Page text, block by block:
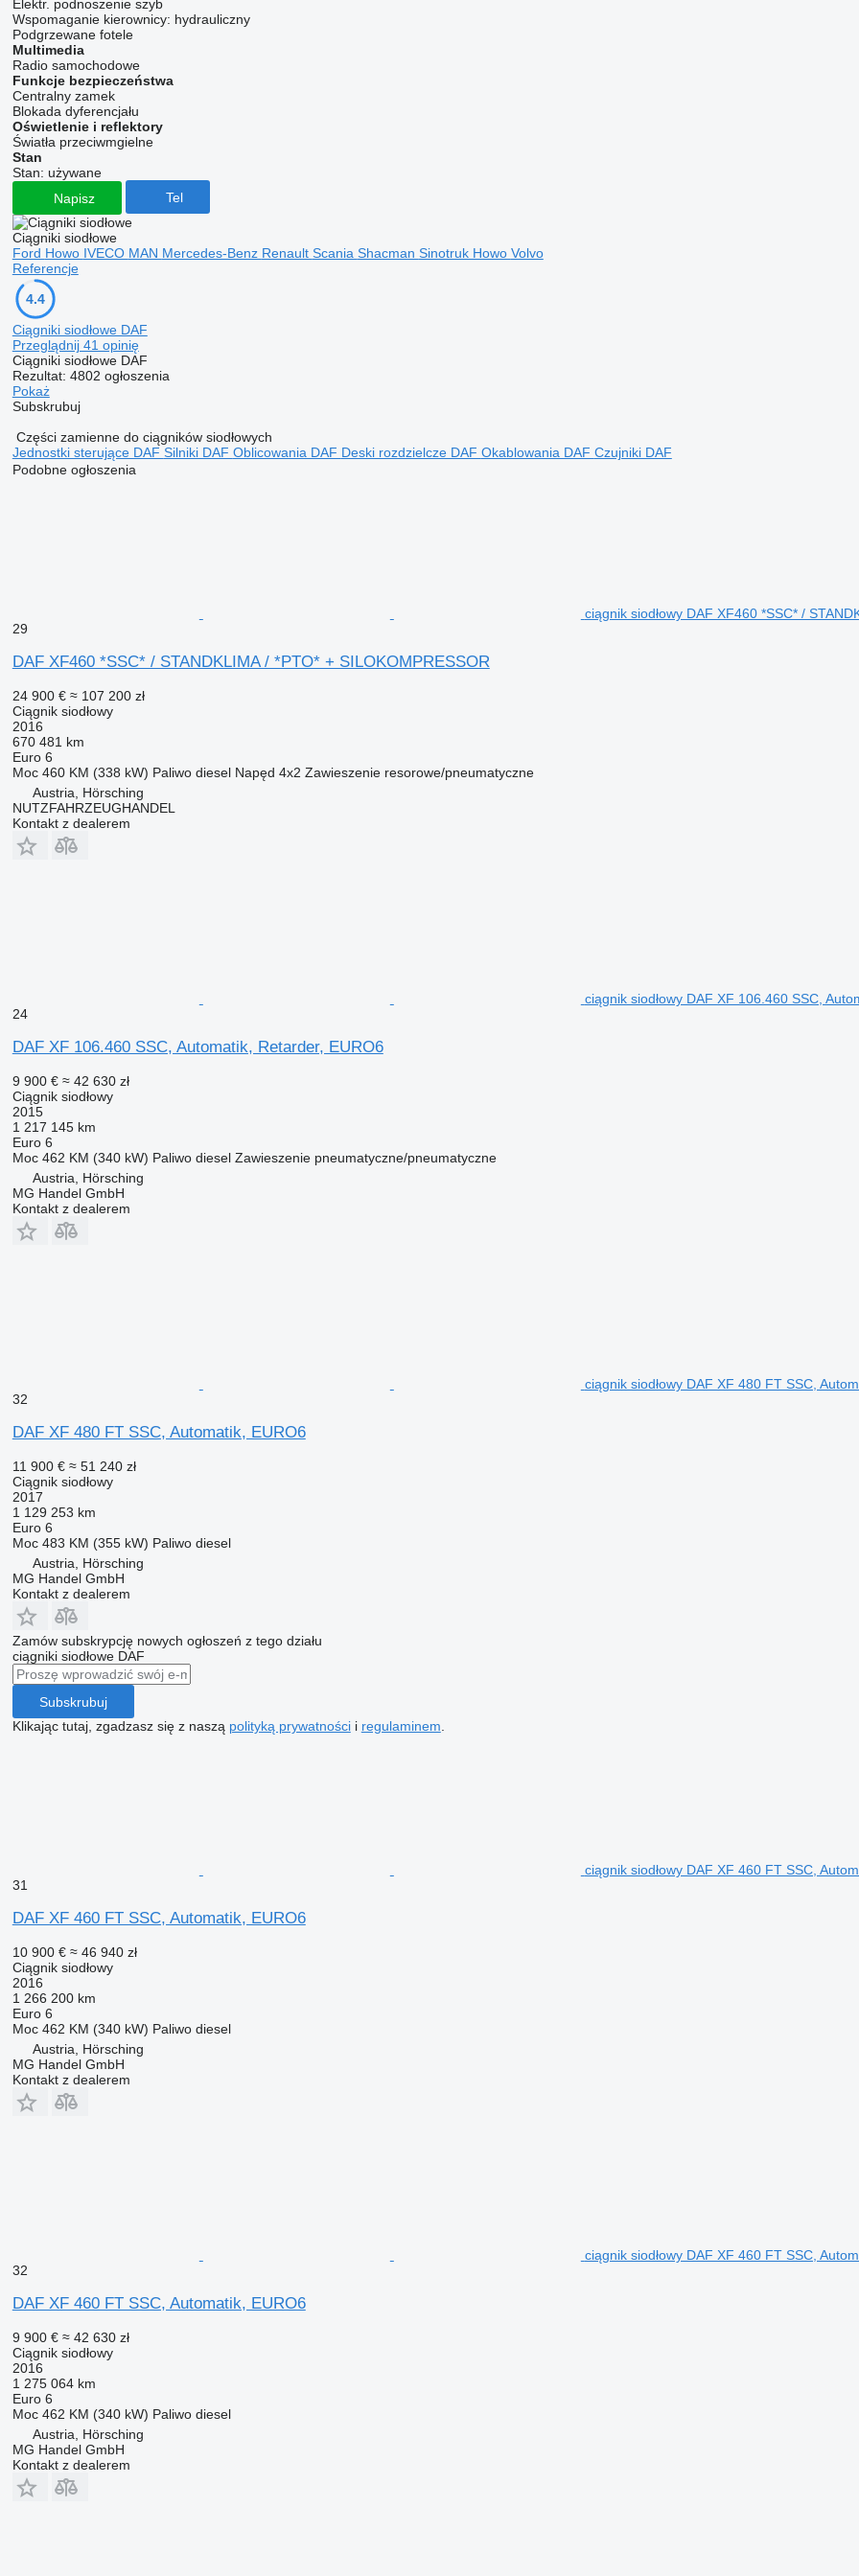
Elektr. podnoszenie szyb
Wspomaganie kierownicy: hydrauliczny
Podgrzewane fotele
Multimedia
Radio samochodowe
Funkcje bezpieczeństwa
Centralny zamek
Blokada dyferencjału
Oświetlenie i reflektory
Światła przeciwmgielne
Stan
Stan: używane
Napisz
Tel
Ciągniki siodłowe
Ford Howo IVECO MAN Mercedes-Benz Renault Scania Shacman Sinotruk Howo Volvo
Referencje
4.4
Ciągniki siodłowe DAF
Przeglądnij 41 opinię
Ciągniki siodłowe DAF
Rezultat: 4802 ogłoszenia
Pokaż
Subskrubuj
Części zamienne do ciągników siodłowych
Jednostki sterujące DAF Silniki DAF Oblicowania DAF Deski rozdzielcze DAF Okablowania DAF Czujniki DAF
Podobne ogłoszenia
ciągnik siodłowy DAF XF460 *SSC* /
29
DAF XF460 *SSC* / STANDKLIMA / *PTO* + SILOKOMPRESSOR
24 900 € ≈ 107 200 zł
Ciągnik siodłowy
2016
670 481 km
Euro 6
Moc 460 KM (338 kW) Paliwo diesel Napęd 4x2 Zawieszenie resorowe/pneumatyczne
Austria, Hörsching
NUTZFAHRZEUGHANDEL
Kontakt z dealerem
ciągnik siodłowy DAF XF 106.460 SSC,
24
DAF XF 106.460 SSC, Automatik, Retarder, EURO6
9 900 € ≈ 42 630 zł
Ciągnik siodłowy
2015
1 217 145 km
Euro 6
Moc 462 KM (340 kW) Paliwo diesel Zawieszenie pneumatyczne/pneumatyczne
Austria, Hörsching
MG Handel GmbH
Kontakt z dealerem
ciągnik siodłowy DAF XF 480 FT SSC,
32
DAF XF 480 FT SSC, Automatik, EURO6
11 900 € ≈ 51 240 zł
Ciągnik siodłowy
2017
1 129 253 km
Euro 6
Moc 483 KM (355 kW) Paliwo diesel
Austria, Hörsching
MG Handel GmbH
Kontakt z dealerem
Zamów subskrypcję nowych ogłoszeń z tego działu
ciągniki siodłowe DAF
Subskrubuj
Klikając tutaj, zgadzasz się z naszą polityką prywatnościi regulaminem
ciągnik siodłowy DAF XF 460 FT SSC,
31
DAF XF 460 FT SSC, Automatik, EURO6
10 900 € ≈ 46 940 zł
Ciągnik siodłowy
2016
1 266 200 km
Euro 6
Moc 462 KM (340 kW) Paliwo diesel
Austria, Hörsching
MG Handel GmbH
Kontakt z dealerem
ciągnik siodłowy DAF XF 460 FT SSC,
32
DAF XF 460 FT SSC, Automatik, EURO6
9 900 € ≈ 42 630 zł
Ciągnik siodłowy
2016
1 275 064 km
Euro 6
Moc 462 KM (340 kW) Paliwo diesel
Austria, Hörsching
MG Handel GmbH
Kontakt z dealerem